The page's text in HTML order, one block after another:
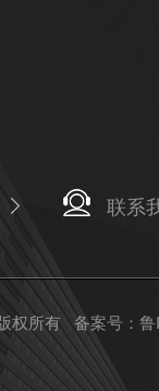
联系
权所有备案号：